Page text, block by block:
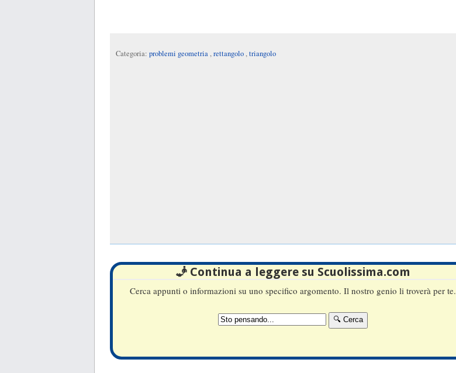
Categoria: problemi geometria,rettangolo,triangolo
🧞 Continua a leggere su Scuolissima.com
Cerca appunti o informazioni su uno specifico argomento. Il nostro genio li troverà per te.